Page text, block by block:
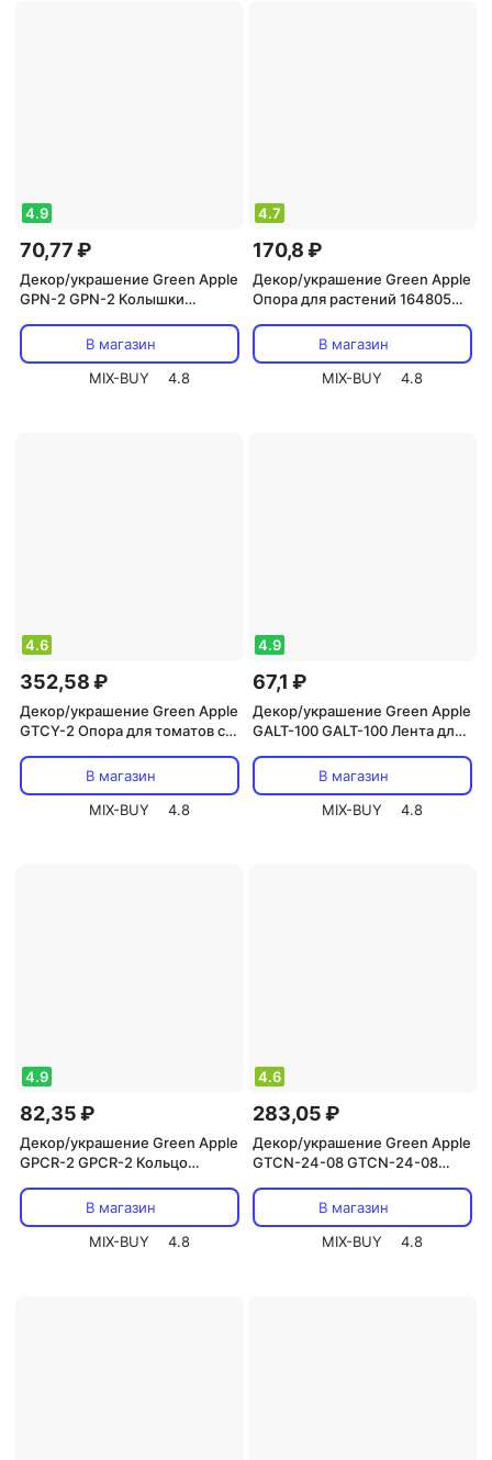
4.9
70,77 ₽
Декор/украшение Green Apple
GPN-2 GPN-2 Колышки
В магазин
MIX-BUY
4.8
4.7
170,8 ₽
Декор/украшение Green Apple
Опора для растений 164805
В магазин
MIX-BUY
4.8
4.6
352,58 ₽
Декор/украшение Green Apple
GTCY-2 Опора для томатов с
В магазин
MIX-BUY
4.8
4.9
67,1 ₽
Декор/украшение Green Apple
GALT-100 GALT-100 Лента для
В магазин
MIX-BUY
4.8
4.9
82,35 ₽
Декор/украшение Green Apple
GPCR-2 GPCR-2 Кольцо
В магазин
MIX-BUY
4.8
4.6
283,05 ₽
Декор/украшение Green Apple
GTCN-24-08 GTCN-24-08
В магазин
MIX-BUY
4.8